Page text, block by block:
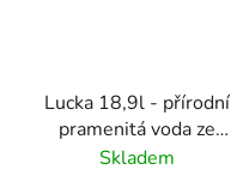
Lucka 18,9l - přírodní
pramenitá voda ze
Slovenska - rozvoz
Skladem